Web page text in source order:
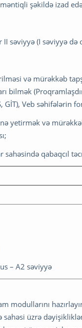
şəkildə izad
II səviyyə (I səviyyə də
və mürəkkəb
bilmək
GİT), Veb səhifələrin
yetirmək və
sahəsində qabaqcıl
– A2 səviyyə
modullarını
sahəsi üzrə